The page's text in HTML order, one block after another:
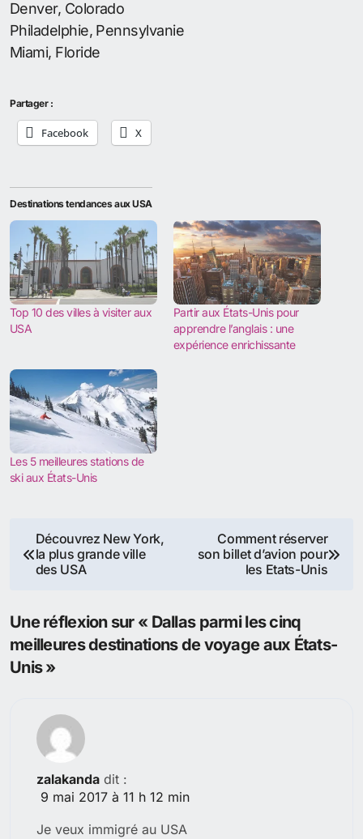
Denver, Colorado
Philadelphie, Pennsylvanie
Miami, Floride
Partager :
Facebook X
Destinations tendances aux USA
Top 10 des villes à visiter aux
USA
Partir aux États-Unis pour
apprendre l’anglais : une
expérience enrichissante
Les 5 meilleures stations de
ski aux États-Unis
Navigation
de
l’article
Découvrez New York,
la plus grande ville
des USA
Comment réserver
son billet d’avion pour
les Etats-Unis
Une réflexion sur « Dallas parmi les cinq
meilleures destinations de voyage aux États-
Unis »
zalakanda dit :
9 mai 2017 à 11 h 12 min
Je veux immigré au USA